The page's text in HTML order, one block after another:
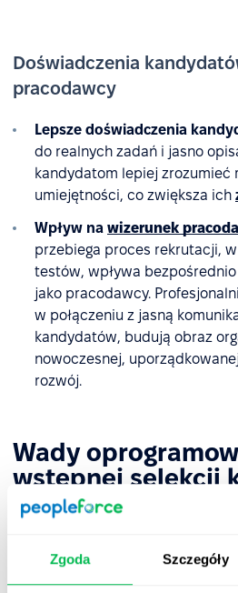
Zgoda Szczegóły
Doświadczenia
pracodawcy
Lepsze doświadczenia
do realnych zadań i jasno
kandydatom lepiej zrozumieć
umiejętności, co zwiększa ich
Wpływ na wizerunek
przebiega proces rekrutacji,
testów, wpływa
jako pracodawcy.
w połączeniu z jasną
kandydatów, budują obraz
nowoczesnej,
rozwój.
Wady
wstępnej selekcji
Mimo wielu zalet,
ograniczeń. Warto mieć
wyzwań, które mogą pojawić się